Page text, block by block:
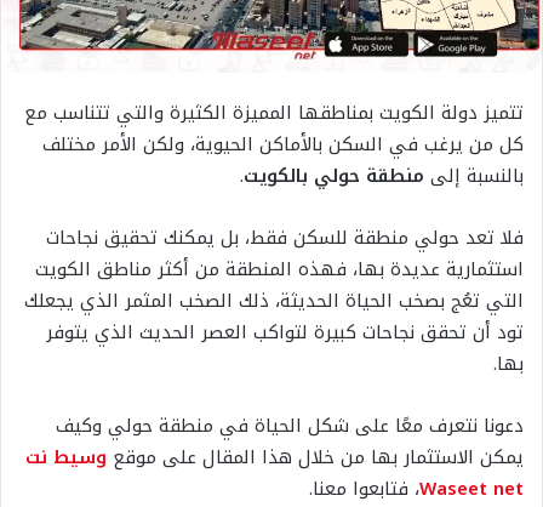
تتميز دولة الكويت بمناطقها المميزة الكثيرة والتي تتناسب مع
كل من يرغب في السكن بالأماكن الحيوية، ولكن الأمر مختلف
بالنسبة إلى منطقة حولي بالكويت.
فلا تعد حولي منطقة للسكن فقط، بل يمكنك تحقيق نجاحات
استثمارية عديدة بها، فهذه المنطقة من أكثر مناطق الكويت
التي تعُج بصخب الحياة الحديثة، ذلك الصخب المثمر الذي يجعلك
تود أن تحقق نجاحات كبيرة لتواكب العصر الحديث الذي يتوفر
بها.
دعونا نتعرف معًا على شكل الحياة في منطقة حولي وكيف
يمكن الاستثمار بها من خلال هذا المقال على موقع وسيط نت
Waseet net، فتابعوا معنا.